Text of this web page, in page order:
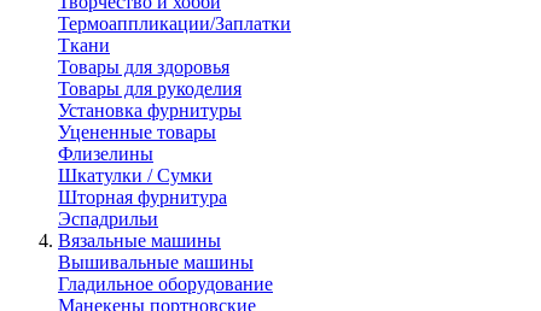
Термоаппликации/Заплатки
Ткани
Товары для здоровья
Товары для рукоделия
Установка фурнитуры
Уцененные товары
Флизелины
Шкатулки / Сумки
Шторная фурнитура
Эспадрильи
Вязальные машины
Вышивальные машины
Гладильное оборудование
Манекены портновские